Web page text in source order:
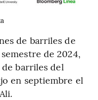
de barriles de
de 2024,
barriles del
en septiembre el